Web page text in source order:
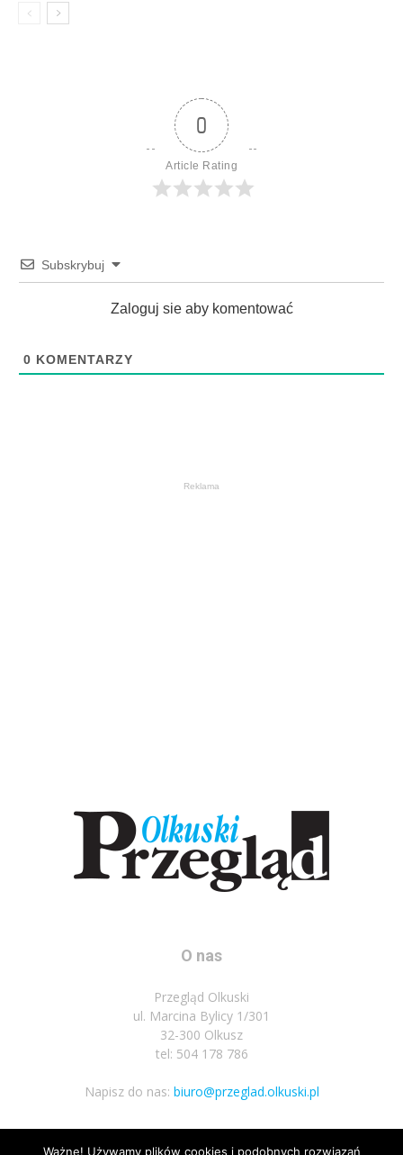
0
Article Rating
Subskrybuj
Zaloguj sie aby komentować
0 KOMENTARZY
Reklama
O nas
Przegląd Olkuski
ul. Marcina Bylicy 1/301
32-300 Olkusz
tel: 504 178 786
Napisz do nas: biuro@przeglad.olkuski.pl
Ważne! Używamy plików cookies i podobnych rozwiązań